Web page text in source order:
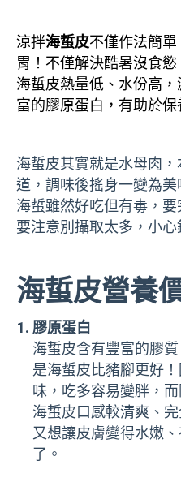
涼拌海蜇皮不僅作法簡
胃 ！ 不僅解決酷暑沒食慾
海蜇皮熱量低、水份高
富的膠原蛋白，有助於保
海蜇皮其實就是水母肉
道，調味後搖身一變為美
海蜇雖然好吃但有毒，
要注意別攝取太多，小心
海蜇皮營養
膠原蛋白
海蜇皮含有豐富的膠
是海蜇皮比豬腳更好
味，吃多容易變胖，
海蜇皮口感較清爽、
又想讓皮膚變得水嫩
了。